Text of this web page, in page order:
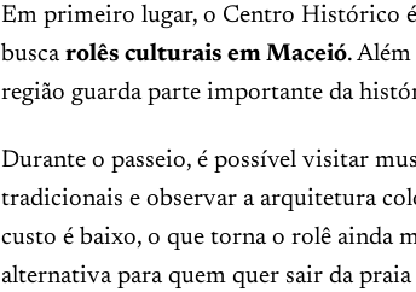
Em primeiro lugar, o Centro Histórico
busca rolês culturais em Maceió.
região guarda parte importante da
Durante o passeio, é possível visitar
tradicionais e observar a arquitetura
custo é baixo, o que torna o rolê ainda
alternativa para quem quer sair da